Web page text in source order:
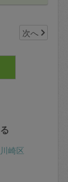
次へ
川崎区